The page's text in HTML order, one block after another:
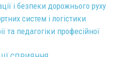
і безпеки дорожнього руху
систем і логістики
та педагогіки професійної